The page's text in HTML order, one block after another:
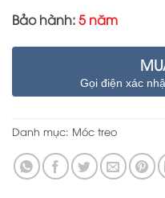
Bảo hành:5 năm
Gọi điện xác
Danh mục: Móc treo